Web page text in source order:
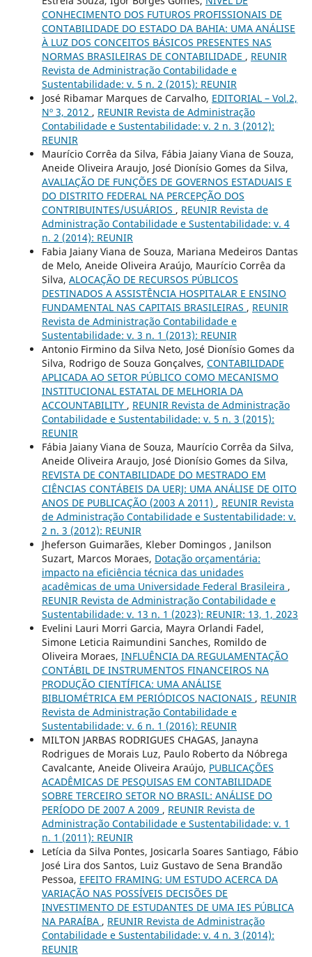
CONHECIMENTO DOS FUTUROS PROFISSIONAIS DE
CONTABILIDADE DO ESTADO DA BAHIA: UMA ANÁLISE
À LUZ DOS CONCEITOS BÁSICOS PRESENTES NAS
NORMAS BRASILEIRAS DE CONTABILIDADE , REUNIR
Revista de Administração Contabilidade e
Sustentabilidade: v. 5 n. 2 (2015): REUNIR
José Ribamar Marques de Carvalho, EDITORIAL – Vol.2,
Nº 3, 2012 , REUNIR Revista de Administração
Contabilidade e Sustentabilidade: v. 2 n. 3 (2012):
REUNIR
Maurício Corrêa da Silva, Fábia Jaiany Viana de Souza,
Aneide Oliveira Araujo, José Dionísio Gomes da Silva,
AVALIAÇÃO DE FUNÇÕES DE GOVERNOS ESTADUAIS E
DO DISTRITO FEDERAL NA PERCEPÇÃO DOS
CONTRIBUINTES/USUÁRIOS , REUNIR Revista de
Administração Contabilidade e Sustentabilidade: v. 4
n. 2 (2014): REUNIR
Fabia Jaiany Viana de Souza, Mariana Medeiros Dantas
de Melo, Aneide Oliveira Araújo, Maurício Corrêa da
Silva, ALOCAÇÃO DE RECURSOS PÚBLICOS
DESTINADOS A ASSISTÊNCIA HOSPITALAR E ENSINO
FUNDAMENTAL NAS CAPITAIS BRASILEIRAS , REUNIR
Revista de Administração Contabilidade e
Sustentabilidade: v. 3 n. 1 (2013): REUNIR
Antonio Firmino da Silva Neto, José Dionísio Gomes da
Silva, Rodrigo de Souza Gonçalves, CONTABILIDADE
APLICADA AO SETOR PÚBLICO COMO MECANISMO
INSTITUCIONAL ESTATAL DE MELHORIA DA
ACCOUNTABILITY , REUNIR Revista de Administração
Contabilidade e Sustentabilidade: v. 5 n. 3 (2015):
REUNIR
Fábia Jaiany Viana de Souza, Maurício Corrêa da Silva,
Aneide Oliveira Araujo, José Dionísio Gomes da Silva,
REVISTA DE CONTABILIDADE DO MESTRADO EM
CIÊNCIAS CONTÁBEIS DA UERJ: UMA ANÁLISE DE OITO
ANOS DE PUBLICAÇÃO (2003 A 2011) , REUNIR Revista
de Administração Contabilidade e Sustentabilidade: v.
2 n. 3 (2012): REUNIR
Jheferson Guimarães, Kleber Domingos , Janilson
Suzart, Marcos Moraes, Dotação orçamentária:
impacto na eficiência técnica das unidades
acadêmicas de uma Universidade Federal Brasileira ,
REUNIR Revista de Administração Contabilidade e
Sustentabilidade: v. 13 n. 1 (2023): REUNIR: 13, 1, 2023
Evelini Lauri Morri Garcia, Mayra Orlandi Fadel,
Simone Leticia Raimundini Sanches, Romildo de
Oliveira Moraes, INFLUÊNCIA DA REGULAMENTAÇÃO
CONTÁBIL DE INSTRUMENTOS FINANCEIROS NA
PRODUÇÃO CIENTÍFICA: UMA ANÁLISE
BIBLIOMÉTRICA EM PERIÓDICOS NACIONAIS , REUNIR
Revista de Administração Contabilidade e
Sustentabilidade: v. 6 n. 1 (2016): REUNIR
MILTON JARBAS RODRIGUES CHAGAS, Janayna
Rodrigues de Morais Luz, Paulo Roberto da Nóbrega
Cavalcante, Aneide Oliveira Araújo, PUBLICAÇÕES
ACADÊMICAS DE PESQUISAS EM CONTABILIDADE
SOBRE TERCEIRO SETOR NO BRASIL: ANÁLISE DO
PERÍODO DE 2007 A 2009 , REUNIR Revista de
Administração Contabilidade e Sustentabilidade: v. 1
n. 1 (2011): REUNIR
Letícia da Silva Pontes, Josicarla Soares Santiago, Fábio
José Lira dos Santos, Luiz Gustavo de Sena Brandão
Pessoa, EFEITO FRAMING: UM ESTUDO ACERCA DA
VARIAÇÃO NAS POSSÍVEIS DECISÕES DE
INVESTIMENTO DE ESTUDANTES DE UMA IES PÚBLICA
NA PARAÍBA , REUNIR Revista de Administração
Contabilidade e Sustentabilidade: v. 4 n. 3 (2014):
REUNIR